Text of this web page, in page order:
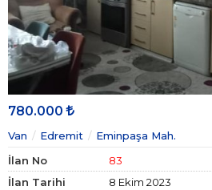
780.000
Van Edremit
Eminpaşa Mah.
İlan No
83
İlan Tarihi
8 Ekim 2023